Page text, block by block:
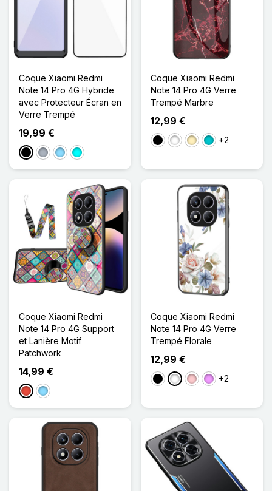
Coque Xiaomi Redmi
Note 14 Pro 4G Hybride
avec Protecteur Écran en
Verre Trempé
19,99 €
NoirGris Bleu Clair
Cyan
Coque Xiaomi Redmi
Note 14 Pro 4G Verre
Trempé Marbre
12,99 €
NoirBlancDoréTurquoise
+2
Coque Xiaomi Redmi
Note 14 Pro 4G Support
et Lanière Motif
Patchwork
14,99 €
RougeBleu Clair
Coque Xiaomi Redmi
Note 14 Pro 4G Verre
Trempé Florale
12,99 €
NoirBlancRoseViolet Clair
+2